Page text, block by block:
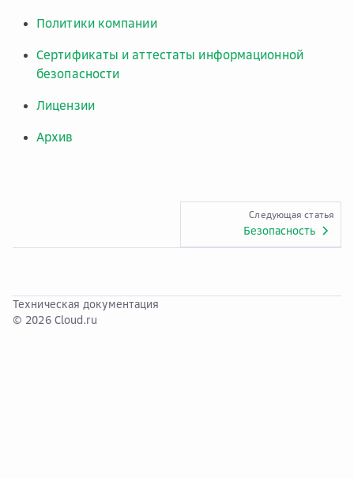
Политики компании
Сертификаты и аттестаты информационной
безопасности
Лицензии
Архив
Следующая статья
Безопасность
Техническая документация
© 2026 Cloud.ru